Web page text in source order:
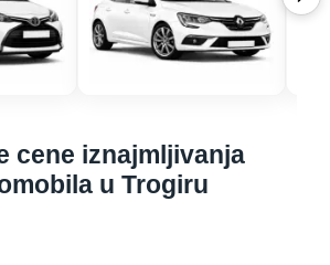
cene iznajmljivanja
u Trogiru